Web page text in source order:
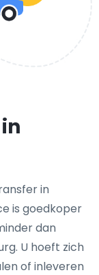
in
in
is goedkoper
dan
U hoeft zich
of inleveren